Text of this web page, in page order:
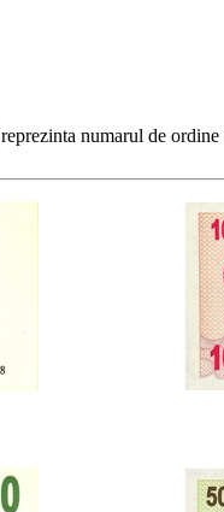
reprezinta numarul de